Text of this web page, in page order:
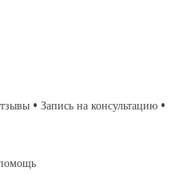
• Запись на консультацию •